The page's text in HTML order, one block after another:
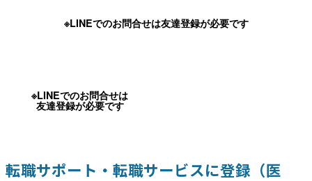
※LINEでのお問合せは友達登録が必要です
※LINEでのお問合せは
友達登録が必要です
転職サポート・転職サービスに登録（医